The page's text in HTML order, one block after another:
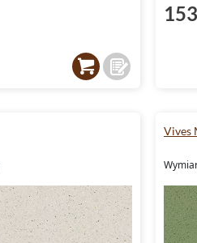
Vives